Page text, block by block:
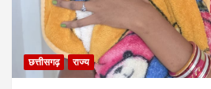
छत्तीसगढ़ राज्य